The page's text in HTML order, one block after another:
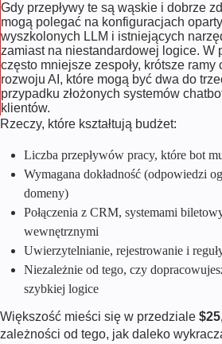
Gdy przepływy te są wąskie i dobrze
mogą polegać na konfiguracjach
wyszkolonych LLM i istniejących
zamiast na niestandardowej logice. W
często mniejsze zespoły, krótsze ramy
rozwoju AI, które mogą być dwa do
przypadku złożonych systemów
klientów.
Rzeczy, które kształtują budżet:
Liczba przepływów pracy, które bot
Wymagana dokładność (odpowiedzi
domeny)
Połączenia z CRM, systemami
wewnętrznymi
Uwierzytelnianie, rejestrowanie i
Niezależnie od tego, czy
szybkiej logice
Większość mieści się w przedziale
zależności od tego, jak daleko